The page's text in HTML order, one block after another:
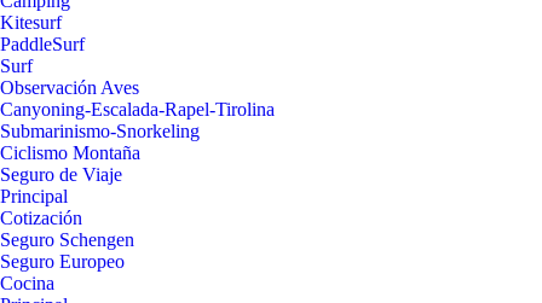
Kitesurf
PaddleSurf
Surf
Observación Aves
Canyoning-Escalada-Rapel-Tirolina
Submarinismo-Snorkeling
Ciclismo Montaña
Seguro de Viaje
Principal
Cotización
Seguro Schengen
Seguro Europeo
Cocina